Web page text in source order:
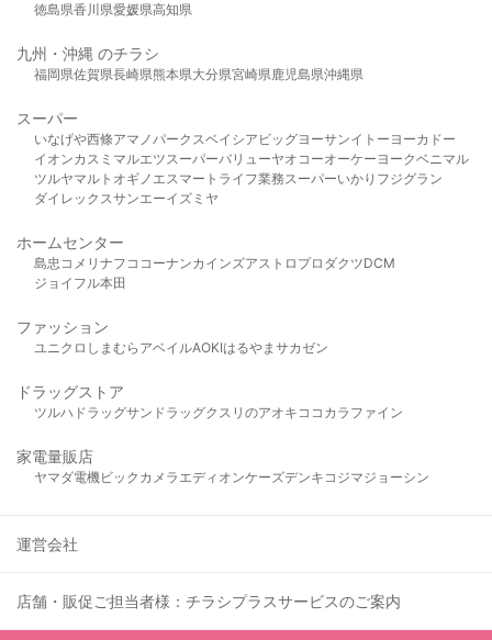
徳島県香川県愛媛県高知県
九州・沖縄 のチラシ
福岡県佐賀県長崎県熊本県大分県宮崎県鹿児島県沖縄県
スーパー
いなげや西條アマノパークスベイシア ビッグヨーサンイトーヨーカドー
イオンカスミ マルエツスーパーバリューヤオコーオーケー ヨークベニマル
ツルヤマルト オギノ エスマート ライフ業務スーパーいかり フジグラン
ダイレックスサンエーイズミヤ
ホームセンター
島忠 コメリ ナフコ コーナンカインズアストロプロダクツDCM
ジョイフル本田
ファッション
ユニクロ しまむら アベイルAOKIはるやま サカゼン
ドラッグストア
ツルハドラッグサンドラッグクスリのアオキ ココカラファイン
家電量販店
ヤマダ電機ビックカメラ エディオンケーズデンキ コジマジョーシン
運営会社
店舗・販促ご担当者様：チラシプラスサービスのご案内